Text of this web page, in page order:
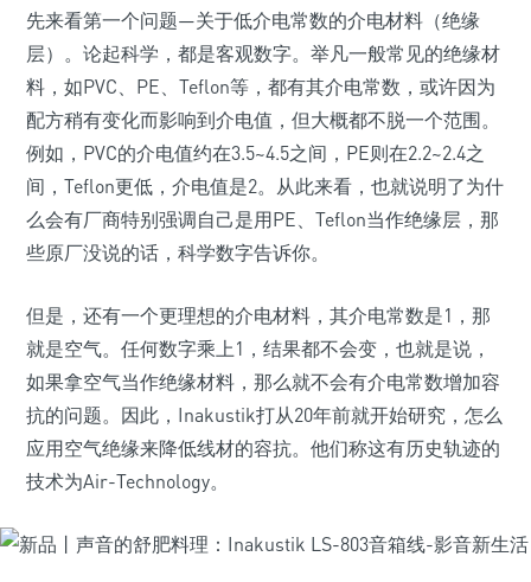
先来看第一个问题—关于低介电常数的介电材料（绝缘
层）。论起科学，都是客观数字。举凡一般常见的绝缘材
料，如PVC、PE、Teflon等，都有其介电常数，或许因为
配方稍有变化而影响到介电值，但大概都不脱一个范围。
例如，PVC的介电值约在3.5~4.5之间，PE则在2.2~2.4之
间，Teflon更低，介电值是2。从此来看，也就说明了为什
么会有厂商特别强调自己是用PE、Teflon当作绝缘层，那
些原厂没说的话，科学数字告诉你。
但是，还有一个更理想的介电材料，其介电常数是1，那
就是空气。任何数字乘上1，结果都不会变，也就是说，
如果拿空气当作绝缘材料，那么就不会有介电常数增加容
抗的问题。因此，Inakustik打从20年前就开始研究，怎么
应用空气绝缘来降低线材的容抗。他们称这有历史轨迹的
技术为Air-Technology。